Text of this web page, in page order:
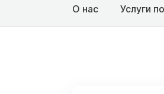
О нас Услуги